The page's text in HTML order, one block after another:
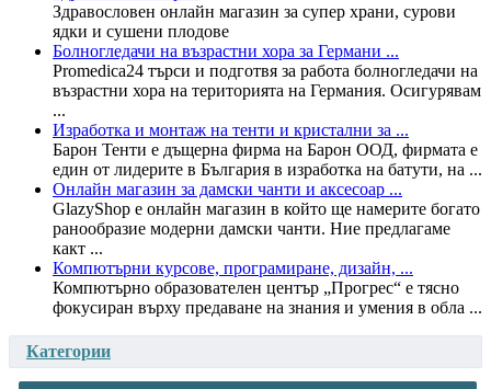
Здравословен онлайн магазин за супер храни, сурови
ядки и сушени плодове
Болногледачи на възрастни хора за Германи ...
Promedica24 търси и подготвя за работа болногледачи на
възрастни хора на територията на Германия. Осигурявам
...
Изработка и монтаж на тенти и кристални за ...
Барон Тенти е дъщерна фирма на Барон ООД, фирмата е
един от лидерите в България в изработка на батути, на ...
Онлайн магазин за дамски чанти и аксесоар ...
GlazyShop е онлайн магазин в който ще намерите богато
ранообразие модерни дамски чанти. Ние предлагаме
какт ...
Компютърни курсове, програмиране, дизайн, ...
Компютърно образователен център „Прогрес“ е тясно
фокусиран върху предаване на знания и умения в обла ...
Категории